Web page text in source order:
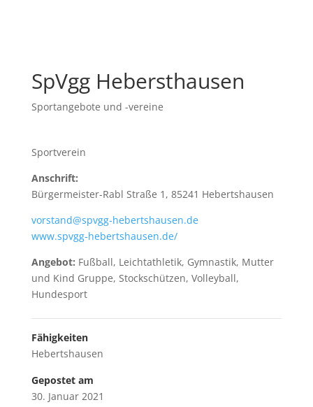
SpVgg Hebersthausen
Sportangebote und -vereine
Sportverein
Anschrift:
Bürgermeister-Rabl Straße 1, 85241 Hebertshausen
vorstand@spvgg-hebertshausen.de
www.spvgg-hebertshausen.de/
Angebot: Fußball, Leichtathletik, Gymnastik, Mutter
und Kind Gruppe, Stockschützen, Volleyball,
Hundesport
Fähigkeiten
Hebertshausen
Gepostet am
30. Januar 2021